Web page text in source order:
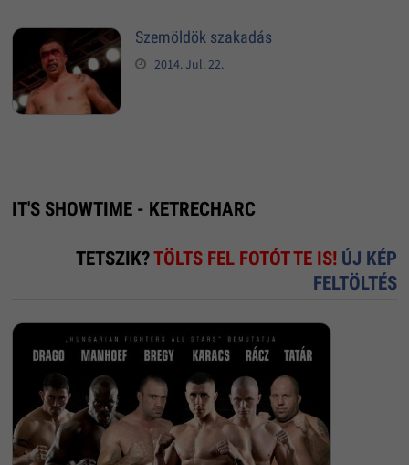
Szemöldök szakadás
2014. Jul. 22.
IT'S SHOWTIME - KETRECHARC
TETSZIK?TÖLTS FEL FOTÓT TE IS! ÚJ KÉP
FELTÖLTÉS